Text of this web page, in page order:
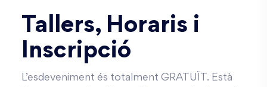
Tallers, Horaris i
Inscripció
L’esdeveniment és totalment GRATUÏT. Està